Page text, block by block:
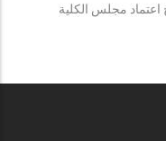
اعتماد مجلس الكلية